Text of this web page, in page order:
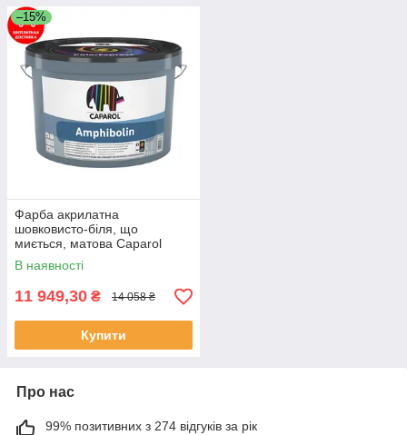
–15%
Фарба акрилатна
шовковисто-біля, що
миється, матова Caparol
Amphibolin
В наявності
11 949,30 ₴ 14 058 ₴
Купити
Про нас
99% позитивних з 274 відгуків за рік